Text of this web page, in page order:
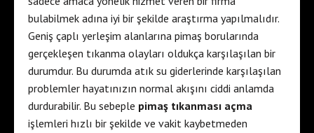
bulabilmek adına iyi bir şekilde araştırma yapılmalıdır.
Geniş çaplı yerleşim alanlarına pimaş borularında
gerçekleşen tıkanma olayları oldukça karşılaşılan bir
durumdur. Bu durumda atık su giderlerinde karşılaşılan
problemler hayatınızın normal akışını ciddi anlamda
durdurabilir. Bu sebeple pimaş tıkanması açma
işlemleri hızlı bir şekilde ve vakit kaybetmeden